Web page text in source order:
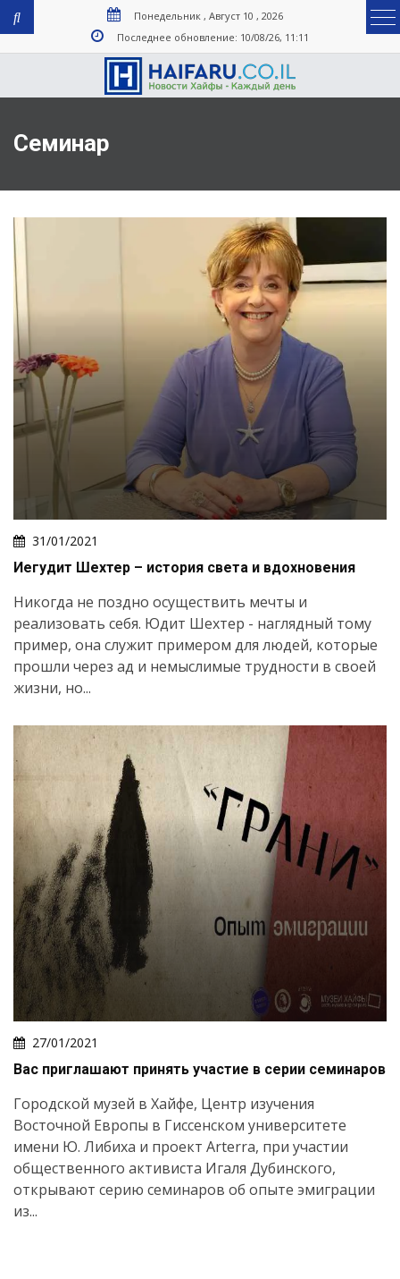
Понедельник , Август 10 , 2026
Последнее обновление: 10/08/26, 11:11
Семинар
31/01/2021
Иегудит Шехтер – история света и вдохновения
Никогда не поздно осуществить мечты и
реализовать себя. Юдит Шехтер - наглядный тому
пример, она служит примером для людей, которые
прошли через ад и немыслимые трудности в своей
жизни, но...
27/01/2021
Вас приглашают принять участие в серии семинаров
Городской музей в Хайфе, Центр изучения
Восточной Европы в Гиссенском университете
имени Ю. Либиха и проект Arterra, при участии
общественного активиста Игаля Дубинского,
открывают серию семинаров об опыте эмиграции
из...